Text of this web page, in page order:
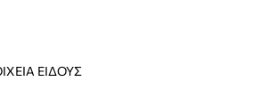
ΕΊΔΟΥΣ